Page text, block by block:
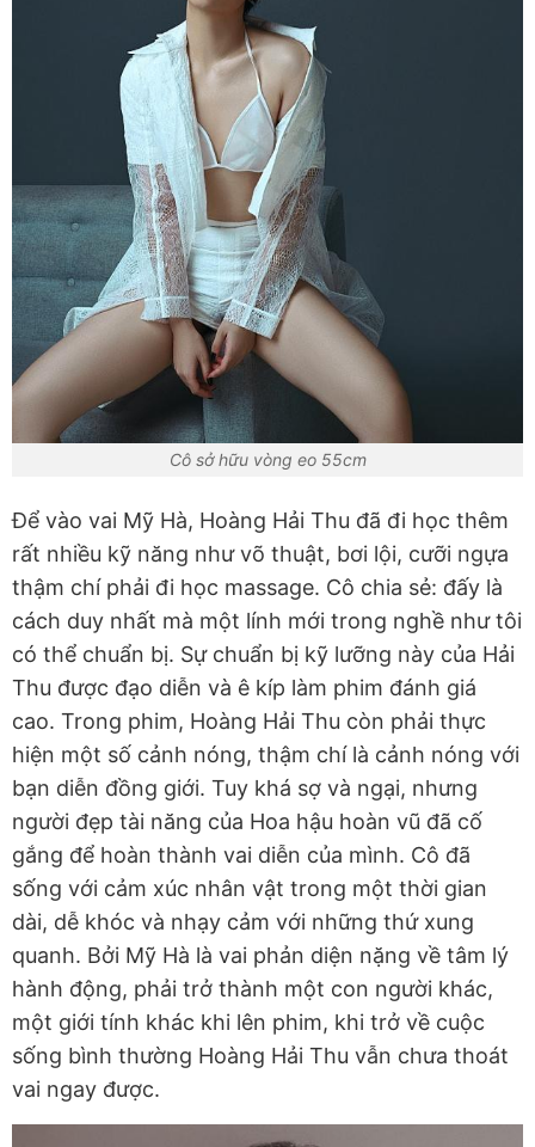
Cô sở hữu vòng eo 55cm
Để vào vai Mỹ Hà, Hoàng Hải Thu đã đi học thêm
rất nhiều kỹ năng như võ thuật, bơi lội, cưỡi ngựa
thậm chí phải đi học massage. Cô chia sẻ: đấy là
cách duy nhất mà một lính mới trong nghề như tôi
có thể chuẩn bị. Sự chuẩn bị kỹ lưỡng này của Hải
Thu được đạo diễn và ê kíp làm phim đánh giá
cao. Trong phim, Hoàng Hải Thu còn phải thực
hiện một số cảnh nóng, thậm chí là cảnh nóng với
bạn diễn đồng giới. Tuy khá sợ và ngại, nhưng
người đẹp tài năng của Hoa hậu hoàn vũ đã cố
gắng để hoàn thành vai diễn của mình. Cô đã
sống với cảm xúc nhân vật trong một thời gian
dài, dễ khóc và nhạy cảm với những thứ xung
quanh. Bởi Mỹ Hà là vai phản diện nặng về tâm lý
hành động, phải trở thành một con người khác,
một giới tính khác khi lên phim, khi trở về cuộc
sống bình thường Hoàng Hải Thu vẫn chưa thoát
vai ngay được.